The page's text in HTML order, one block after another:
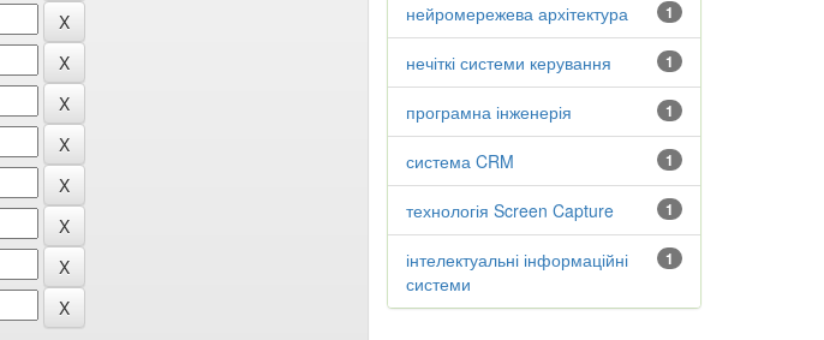
1
нейромережева архітектура
1
нечіткі системи керування
1
програмна інженерія
1
система CRM
1
технологія Screen Capture
1
інтелектуальні інформаційні
системи